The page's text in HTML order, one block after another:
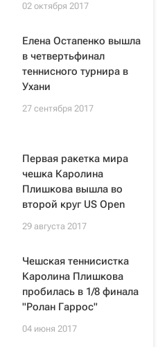
02 октября 2017
Елена Остапенко вышла
в четвертьфинал
теннисного турнира в
Ухани
27 сентября 2017
Первая ракетка мира
чешка Каролина
Плишкова вышла во
второй круг US Open
29 августа 2017
Чешская теннисистка
Каролина Плишкова
пробилась в 1/8 финала
"Ролан Гаррос"
04 июня 2017